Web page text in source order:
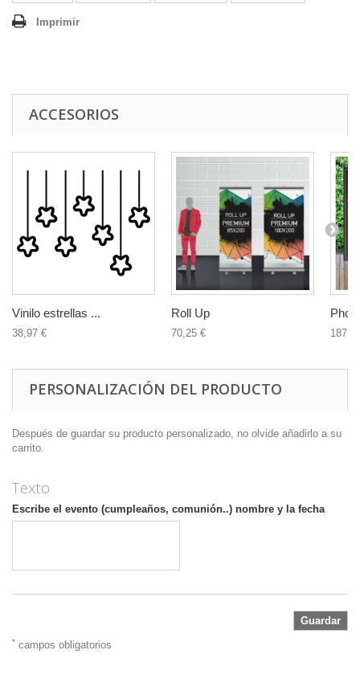
Imprimir
ACCESORIOS
Vinilo estrellas ...
38,97 €
Roll Up
70,25 €
PERSONALIZACIÓN DEL PRODUCTO
Después de guardar su producto personalizado, no olvide añadirlo a su
carrito.
Texto
Escribe el evento (cumpleaños, comunión..) nombre y la fecha
Guardar
* campos obligatorios